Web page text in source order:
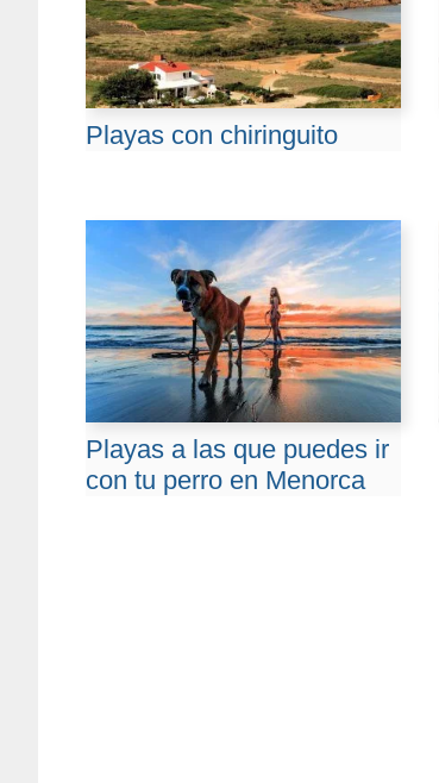
k
p
k
Playas con chiringuito
Playas a las que puedes ir
con tu perro en Menorca